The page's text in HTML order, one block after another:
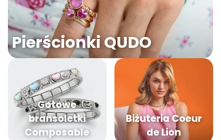
Pierścionki QUDO
Gotowe
bransoletki
Composable
Biżuteria Coeur
de Lion